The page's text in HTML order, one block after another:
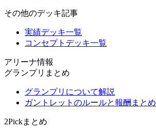
その他のデッキ記事
実績デッキ一覧
コンセプトデッキ一覧
アリーナ情報
グランプリまとめ
グランプリについて解説
ガントレットのルールと報酬まとめ
2Pickまとめ